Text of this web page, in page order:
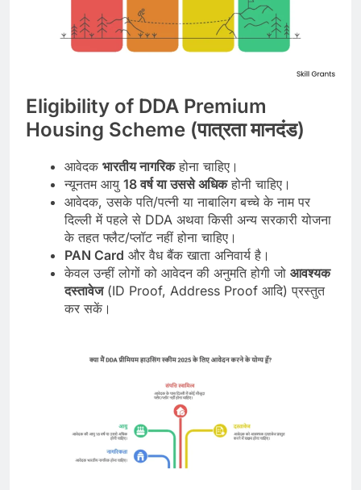
Eligibility of DDA Premium
Housing Scheme (पात्रता मानदंड)
आवेदक भारतीय नागरिकहोना चाहिए।
न्यूनतम आयु 18 वर्ष या उससे अधिकहोनी चाहिए।
आवेदक, उसके पति/पत्नी या नाबालिग बच्चे के नाम पर
दिल्ली में पहले से DDA अथवा किसी अन्य सरकारी योजना
के तहत फ्लैट/प्लॉट नहीं होना चाहिए।
PAN Card और वैध बैंक खाता अनिवार्य है।
केवल उन्हीं लोगों को आवेदन की अनुमति होगी जो आवश्यक
दस्तावेज(ID Proof, Address Proof आदि) प्रस्तुत
कर सकें।